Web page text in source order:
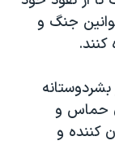
جنگ و
حماس و
کننده و